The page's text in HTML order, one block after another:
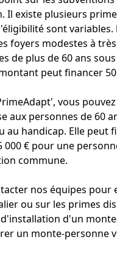
Il existe plusieurs
sont variables.
foyers modestes à
de plus de 60 ans
peut financer
vous
aux personnes de 60
handicap. Elle peut
€ pour une
commune.
nos équipes pour
ou sur les primes
installation d'un
un monte-personne